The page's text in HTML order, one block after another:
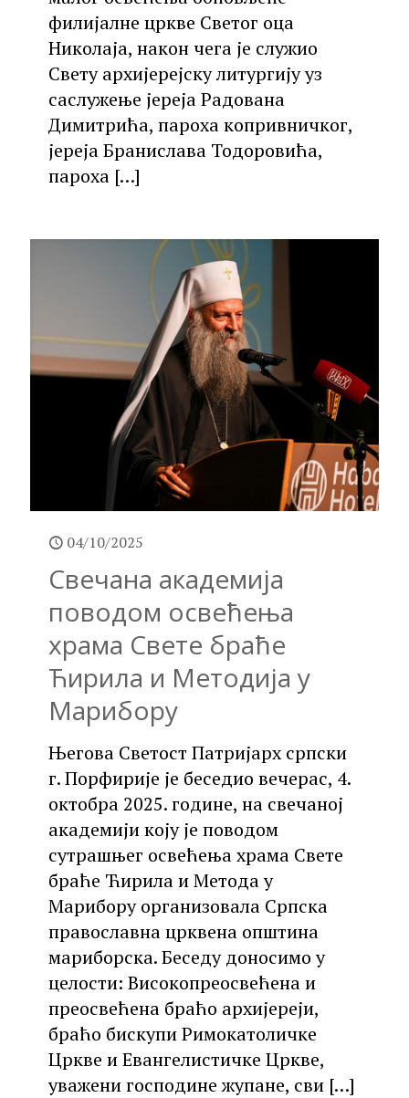
филијалне цркве Светог оца
Николаја, након чега је служио
Свету архијерејску литургију уз
саслужење јереја Радована
Димитрића, пароха копривничког,
јереја Бранислава Тодоровића,
пароха […]
04/10/2025
Свечана академија
поводом освећења
храма Свете браће
Ћирила и Методија у
Марибору
Његова Светост Патријарх српски
г. Порфирије је беседио вечерас, 4.
октобра 2025. године, на свечаној
академији коју је поводом
сутрашњег освећења храма Свете
браће Ћирила и Метода у
Марибору организовала Српска
православна црквена општина
мариборска. Беседу доносимо у
целости: Високопреосвећена и
преосвећена браћо архијереји,
браћо бискупи Римокатоличке
Цркве и Евангелистичке Цркве,
уважени господине жупане, сви […]